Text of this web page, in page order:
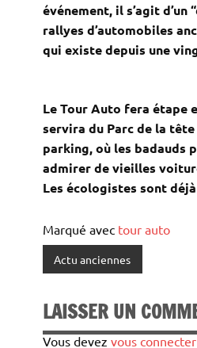
événement, il s’agit d’un
rallyes d’automobiles
qui existe depuis une
Le Tour Auto fera étape
servira du Parc de la tête
parking, où les badauds
admirer de vieilles
Les écologistes sont
Marqué avec tour auto
Actu anciennes
LAISSER UN
Vous devez vous connecter